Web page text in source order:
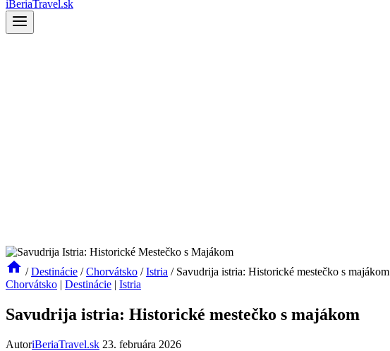
iBeriaTravel.sk
/ Destinácie / Chorvátsko / Istria / Savudrija istria: Historické mestečko s majákom
Chorvátsko | Destinácie | Istria
Savudrija istria: Historické mestečko s majákom
AutoriBeriaTravel.sk 23. februára 2026